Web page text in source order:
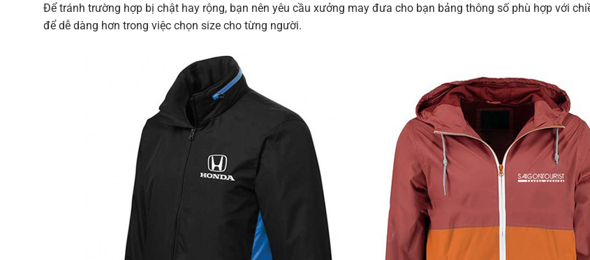
Để tránh trường hợp bị chật hay rộng, bạn nên yêu cầu xưởng may đưa cho bạn bảng thông số phù hợp với
để dễ dàng hơn trong việc chọn size cho từng người.